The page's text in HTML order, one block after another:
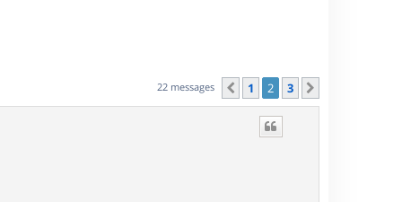
22 messages Précédent
1 2 3